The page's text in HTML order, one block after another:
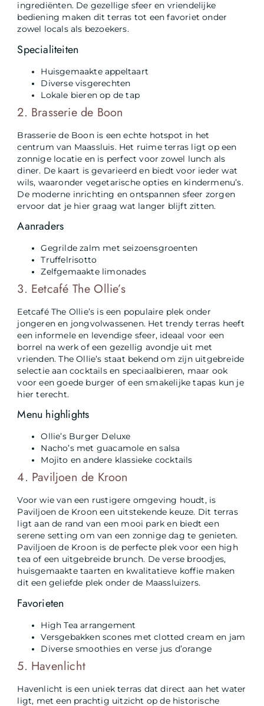
ingrediënten. De gezellige sfeer en vriendelijke
bediening maken dit terras tot een favoriet onder
zowel locals als bezoekers.
Specialiteiten
Huisgemaakte appeltaart
Diverse visgerechten
Lokale bieren op de tap
2. Brasserie de Boon
Brasserie de Boon is een echte hotspot in het
centrum van Maassluis. Het ruime terras ligt op een
zonnige locatie en is perfect voor zowel lunch als
diner. De kaart is gevarieerd en biedt voor ieder wat
wils, waaronder vegetarische opties en kindermenu’s.
De moderne inrichting en ontspannen sfeer zorgen
ervoor dat je hier graag wat langer blijft zitten.
Aanraders
Gegrilde zalm met seizoensgroenten
Truffelrisotto
Zelfgemaakte limonades
3. Eetcafé The Ollie’s
Eetcafé The Ollie’s is een populaire plek onder
jongeren en jongvolwassenen. Het trendy terras heeft
een informele en levendige sfeer, ideaal voor een
borrel na werk of een gezellig avondje uit met
vrienden. The Ollie’s staat bekend om zijn uitgebreide
selectie aan cocktails en speciaalbieren, maar ook
voor een goede burger of een smakelijke tapas kun je
hier terecht.
Menu highlights
Ollie’s Burger Deluxe
Nacho’s met guacamole en salsa
Mojito en andere klassieke cocktails
4. Paviljoen de Kroon
Voor wie van een rustigere omgeving houdt, is
Paviljoen de Kroon een uitstekende keuze. Dit terras
ligt aan de rand van een mooi park en biedt een
serene setting om van een zonnige dag te genieten.
Paviljoen de Kroon is de perfecte plek voor een high
tea of een uitgebreide brunch. De verse broodjes,
huisgemaakte taarten en kwalitatieve koffie maken
dit een geliefde plek onder de Maassluizers.
Favorieten
High Tea arrangement
Versgebakken scones met clotted cream en jam
Diverse smoothies en verse jus d’orange
5. Havenlicht
Havenlicht is een uniek terras dat direct aan het water
ligt, met een prachtig uitzicht op de historische